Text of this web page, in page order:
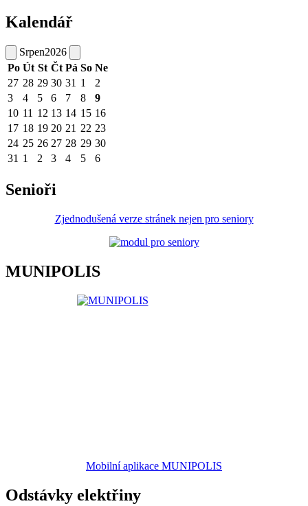
Kalendář
Srpen2026
Po Út St Čt Pá So Ne
27 28 29 30 31 1
2
3
4 5 6 7 8
9
10 11 12 13 14 15 16
17 18 19 20 21 22 23
24 25 26 27 28 29 30
31 1 2 3 4 5 6
Senioři
Zjednodušená verze stránek nejen pro seniory
MUNIPOLIS
Mobilní aplikace MUNIPOLIS
Odstávky elektřiny